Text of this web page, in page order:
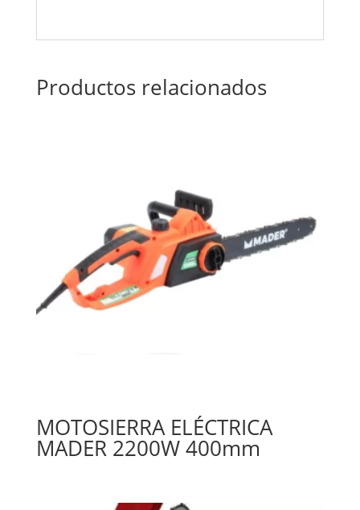
Productos relacionados
MOTOSIERRA ELÉCTRICA
MADER 2200W 400mm